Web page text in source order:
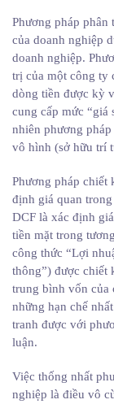
Phương pháp phân
của doanh nghiệp
doanh nghiệp.
trị của một công ty
dòng tiền được kỳ
cung cấp mức “giá
nhiên phương
vô hình (sở hữu trí
Phương pháp chiết
định giá quan
DCF là xác định
tiền mặt trong
công thức “Lợi
thông”) được chiết
trung bình vốn của
những hạn chế
tranh được với
luận.
Việc thống nhất
nghiệp là điều vô